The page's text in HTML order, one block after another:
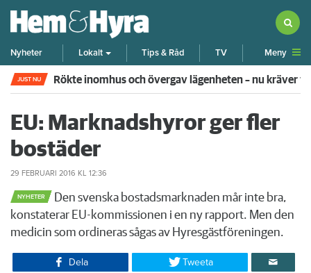
Nyheter Lokalt Tips & Råd TV Meny
JUST NU Rökte inomhus och övergav lägenheten – nu kräver
EU: Marknadshyror ger fler
bostäder
29 FEBRUARI 2016 KL 12:36
NYHETER
Den svenska bostadsmarknaden mår inte bra,
konstaterar EU-kommissionen i en ny rapport. Men den
medicin som ordineras sågas av Hyresgästföreningen.
Dela Tweeta